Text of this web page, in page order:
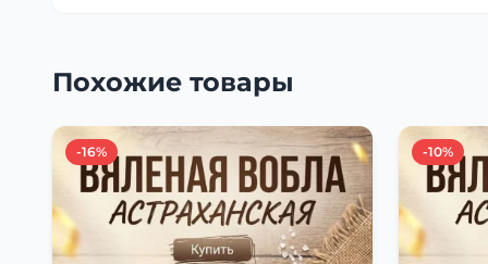
Похожие товары
-16% -10%